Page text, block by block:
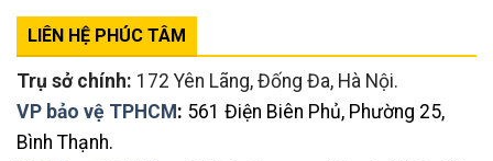
LIÊN HỆ PHÚC TÂM
Trụ sở chính: 172 Yên Lãng, Đống Đa, Hà Nội.
VP bảo vệ TPHCM : 561 Điện Biên Phủ, Phường 25,
Bình Thạnh.